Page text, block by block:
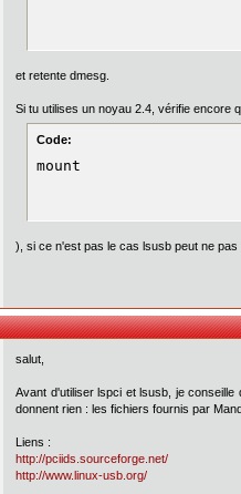
et retente dmesg.
Si tu utilises un noyau 2.4, vérifie encore
Code:
mount
), si ce n'est pas le cas lsusb peut ne pas
salut,
Avant d'utiliser lspci et lsusb, je
donnent rien : les fichiers fournis par
Liens :
http://pciids.sourceforge.net/
http://www.linux-usb.org/